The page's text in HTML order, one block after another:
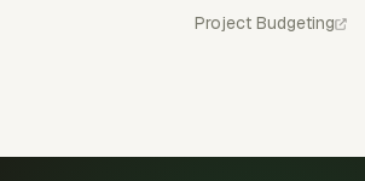
Project Budgeting